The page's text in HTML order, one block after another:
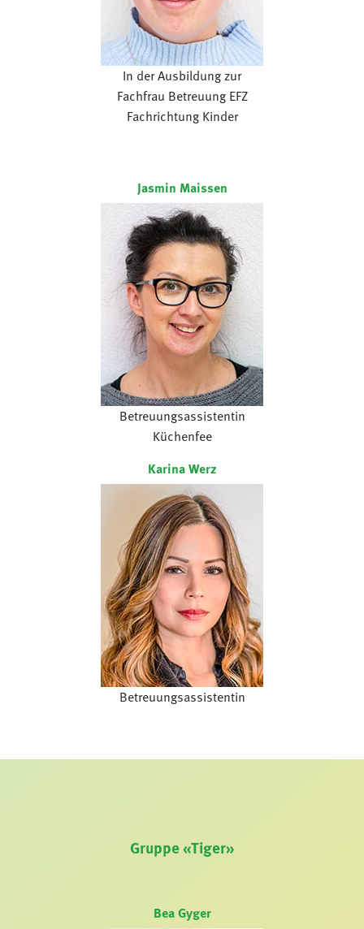
In der Ausbildung zur
Fachfrau Betreuung EFZ
Fachrichtung Kinder
Jasmin Maissen
Betreuungsassistentin
Küchenfee
Karina Werz
Betreuungsassistentin
Gruppe «Tiger»
Bea Gyger